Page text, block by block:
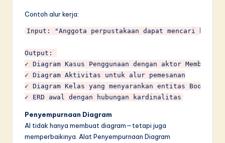
Contoh alur kerja:
Input: "Anggota perpustakaan dapat mencari buku,
Output:
✓ Diagram Kasus Penggunaan dengan aktor Member
✓ Diagram Aktivitas untuk alur pemesanan
✓ Diagram Kelas yang menyarankan entitas Book,
Penyempurnaan Diagram
AI tidak hanya membuat diagram—tetapi juga
memperbaikinya. Alat Penyempurnaan Diagram